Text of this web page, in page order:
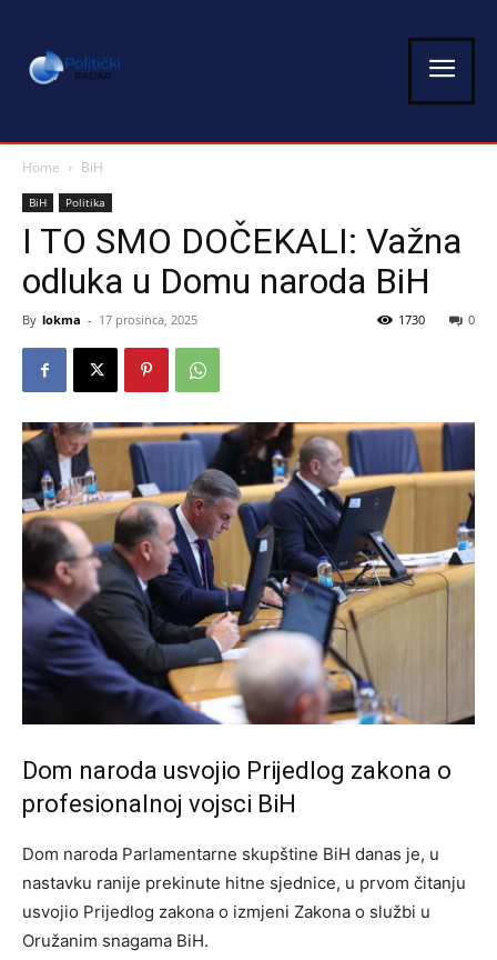
Home BiH
BiH Politika
I TO SMO DOČEKALI: Važna
odluka u Domu naroda BiH
By lokma - 17 prosinca, 2025 0
1730
Dom naroda usvojio Prijedlog zakona o
profesionalnoj vojsci BiH
Dom naroda Parlamentarne skupštine BiH danas je, u
nastavku ranije prekinute hitne sjednice, u prvom čitanju
usvojio Prijedlog zakona o izmjeni Zakona o službi u
Oružanim snagama BiH.